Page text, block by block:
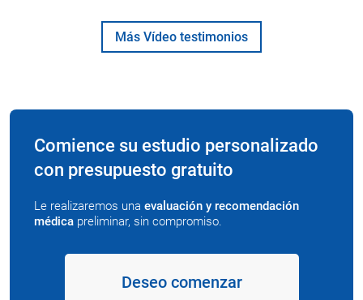
Más Vídeo testimonios
Comience su estudio personalizado
con presupuesto gratuito
Le realizaremos una evaluación y recomendación
médica preliminar, sin compromiso.
Deseo comenzar